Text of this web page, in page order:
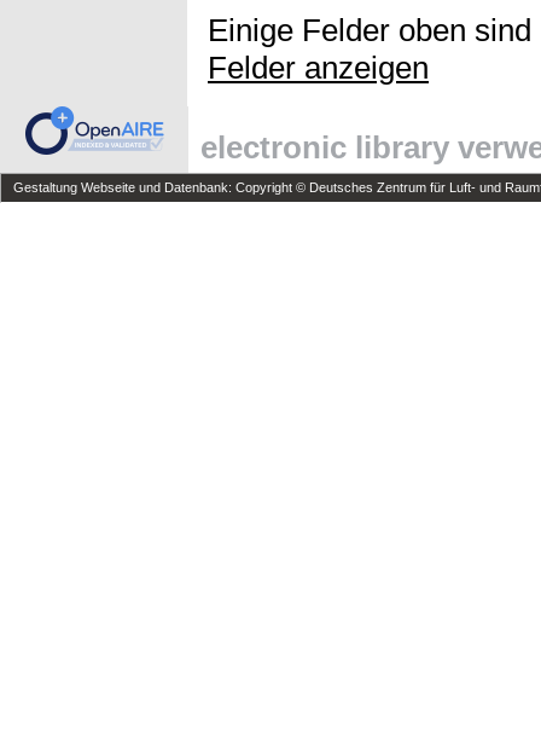
Einige Felder oben
Felder anzeigen
electronic library
Gestaltung Webseite und Datenbank: Copyright © Deutsches Zentrum für Luft- und